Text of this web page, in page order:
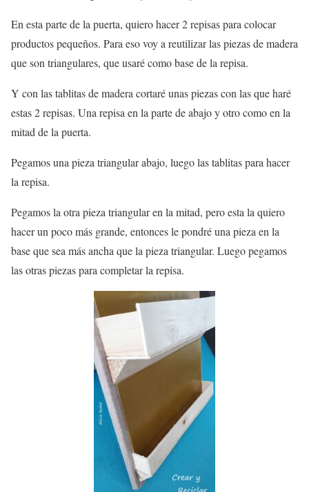
En esta parte de la puerta, quiero hacer 2 repisas para colocar
productos pequeños. Para eso voy a reutilizar las piezas de madera
que son triangulares, que usaré como base de la repisa.
Y con las tablitas de madera cortaré unas piezas con las que haré
estas 2 repisas. Una repisa en la parte de abajo y otro como en la
mitad de la puerta.
Pegamos una pieza triangular abajo, luego las tablitas para hacer
la repisa.
Pegamos la otra pieza triangular en la mitad, pero esta la quiero
hacer un poco más grande, entonces le pondré una pieza en la
base que sea más ancha que la pieza triangular. Luego pegamos
las otras piezas para completar la repisa.